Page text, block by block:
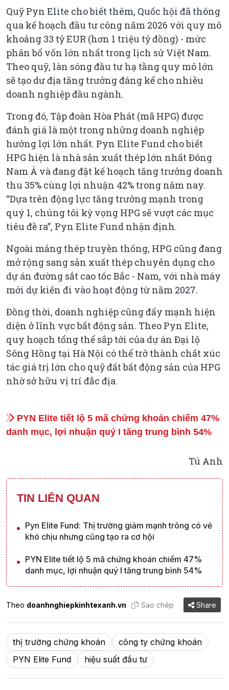
Quỹ Pyn Elite cho biết thêm, Quốc hội đã thông
qua kế hoạch đầu tư công năm 2026 với quy mô
khoảng 33 tỷ EUR (hơn 1 triệu tỷ đồng) - mức
phân bổ vốn lớn nhất trong lịch sử Việt Nam.
Theo quỹ, làn sóng đầu tư hạ tầng quy mô lớn
sẽ tạo dư địa tăng trưởng đáng kể cho nhiều
doanh nghiệp đầu ngành.
Trong đó, Tập đoàn Hòa Phát (mã HPG) được
đánh giá là một trong những doanh nghiệp
hưởng lợi lớn nhất. Pyn Elite Fund cho biết
HPG hiện là nhà sản xuất thép lớn nhất Đông
Nam Á và đang đặt kế hoạch tăng trưởng doanh
thu 35% cùng lợi nhuận 42% trong năm nay.
“Dựa trên động lực tăng trưởng mạnh trong
quý 1, chúng tôi kỳ vọng HPG sẽ vượt các mục
tiêu đề ra”, Pyn Elite Fund nhận định.
Ngoài mảng thép truyền thống, HPG cũng đang
mở rộng sang sản xuất thép chuyên dụng cho
dự án đường sắt cao tốc Bắc - Nam, với nhà máy
mới dự kiến đi vào hoạt động từ năm 2027.
Đồng thời, doanh nghiệp cũng đẩy mạnh hiện
diện ở lĩnh vực bất động sản. Theo Pyn Elite,
quy hoạch tổng thể sắp tới của dự án Đại lộ
Sông Hồng tại Hà Nội có thể trở thành chất xúc
tác giá trị lớn cho quỹ đất bất động sản của HPG
nhờ sở hữu vị trí đắc địa.
PYN Elite tiết lộ 5 mã chứng khoán chiếm 47%
danh mục, lợi nhuận quý I tăng trung bình 54%
Tú Anh
TIN LIÊN QUAN
Pyn Elite Fund: Thị trường giảm mạnh trông có vẻ
khó chịu nhưng cũng tạo ra cơ hội
PYN Elite tiết lộ 5 mã chứng khoán chiếm 47%
danh mục, lợi nhuận quý I tăng trung bình 54%
Theo doanhnghiepkinhtexanh.vn Sao chép Share
thị trường chứng khoán
công ty chứng khoán
PYN Elite Fund
hiệu suất đầu tư